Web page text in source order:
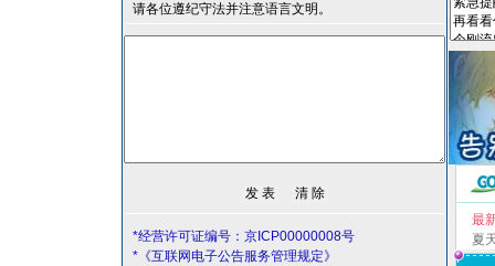
请各位遵纪守法并注意语言文明。
*经营许可证编号：京ICP00000008号
*《互联网电子公告服务管理规定》
最
夏